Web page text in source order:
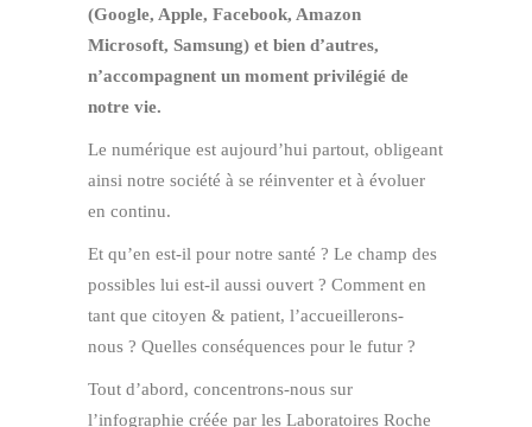
(Google, Apple, Facebook, Amazon
Microsoft, Samsung) et bien d’autres,
n’accompagnent un moment privilégié de
notre vie.
Le numérique est aujourd’hui partout, obligeant
ainsi notre société à se réinventer et à évoluer
en continu.
Et qu’en est-il pour notre santé ? Le champ des
possibles lui est-il aussi ouvert ? Comment en
tant que citoyen & patient, l’accueillerons-
nous ? Quelles conséquences pour le futur ?
Tout d’abord, concentrons-nous sur
l’infographie créée par les Laboratoires Roche